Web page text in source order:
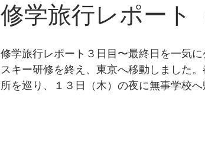
修学旅行レポート
修学旅行レポート３日目〜最終日を一気に
スキー研修を終え、東京へ移動しました
所を巡り、１３日（木）の夜に無事学校へ